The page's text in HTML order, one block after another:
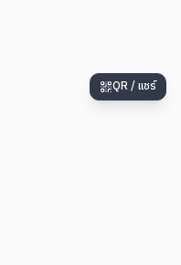
QR / แชร์